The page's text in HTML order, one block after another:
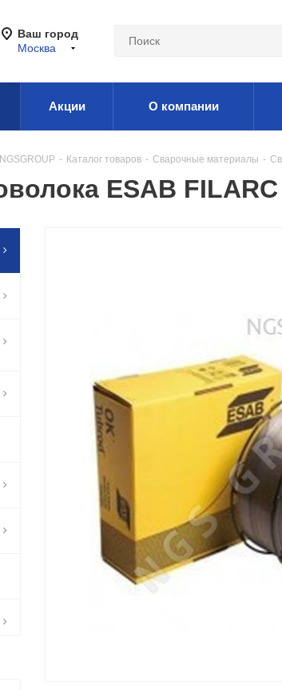
Ваш город
Москва
Акции О компании
- Каталог товаров - Сварочные материалы -
ESAB